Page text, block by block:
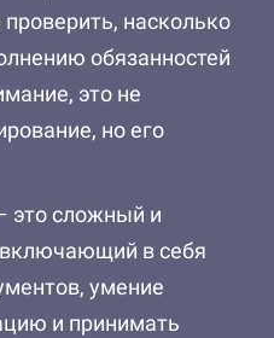
насколько
обязанностей
это не
но его
это сложный и
в себя
умение
и принимать